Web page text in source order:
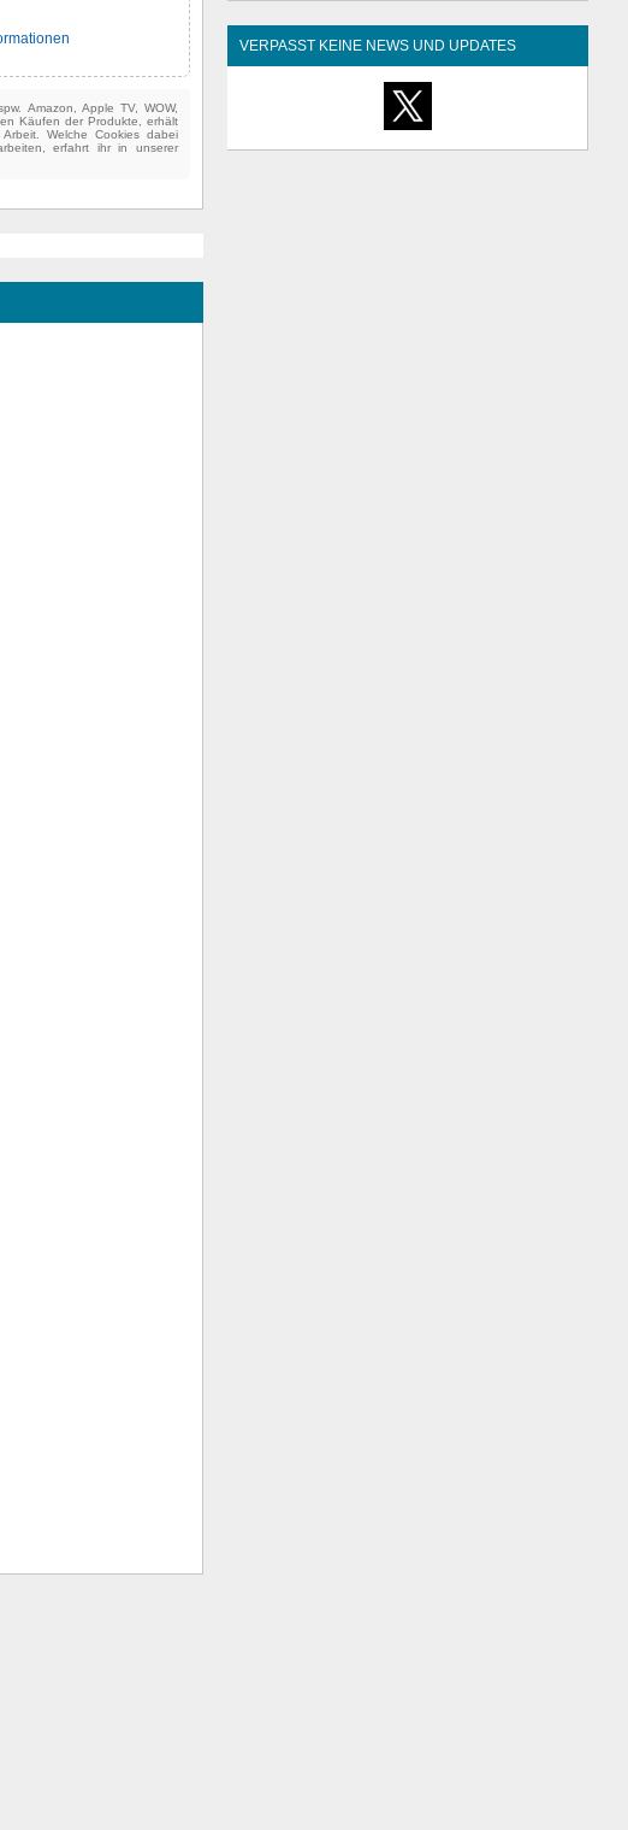
Amazon, Apple TV, WOW,
Käufen der Produkte, erhält
Welche Cookies dabei
erfahrt ihr in unserer
VERPASST KEINE NEWS UND UPDATES